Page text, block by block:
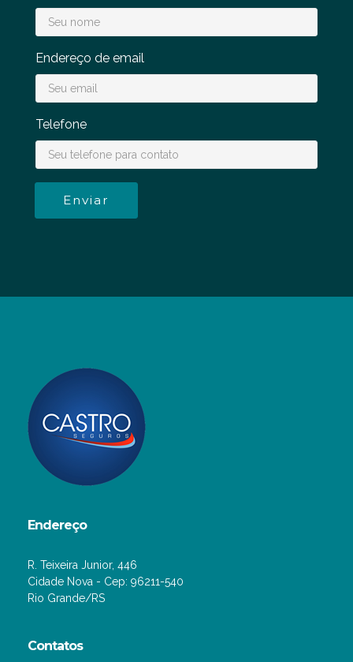
Endereço de email
Telefone
Enviar
Endereço
R. Teixeira Junior, 446
Cidade Nova - Cep: 96211-540
Rio Grande/RS
Contatos